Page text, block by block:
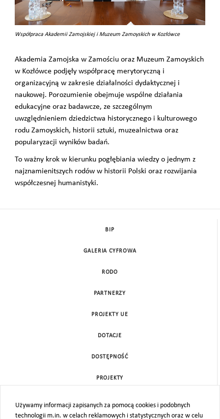
Współpraca Akademii Zamojskiej i Muzeum Zamoyskich w Kozłówce
Akademia Zamojska w Zamościu oraz Muzeum Zamoyskich
w Kozłówce podjęły współpracę merytoryczną i
organizacyjną w zakresie działalności dydaktycznej i
naukowej. Porozumienie obejmuje wspólne działania
edukacyjne oraz badawcze, ze szczególnym
uwzględnieniem dziedzictwa historycznego i kulturowego
rodu Zamoyskich, historii sztuki, muzealnictwa oraz
popularyzacji wyników badań.
To ważny krok w kierunku pogłębiania wiedzy o jednym z
najznamienitszych rodów w historii Polski oraz rozwijania
współczesnej humanistyki.
Używamy informacji zapisanych za pomocą cookies i podobnych
technologii m.in. w celach reklamowych i statystycznych oraz w celu
BIP
GALERIA CYFROWA
RODO
PARTNERZY
PROJEKTY UE
DOTACJE
DOSTĘPNOŚĆ
PROJEKTY